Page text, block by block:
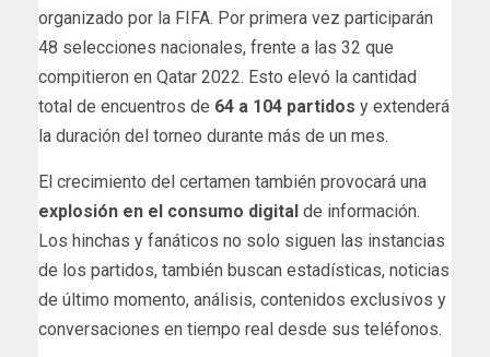
organizado por la FIFA. Por primera vez participarán
48 selecciones nacionales, frente a las 32 que
compitieron en Qatar 2022. Esto elevó la cantidad
total de encuentros de 64 a 104 partidos y extenderá
la duración del torneo durante más de un mes.
El crecimiento del certamen también provocará una
explosión en el consumo digital de información.
Los hinchas y fanáticos no solo siguen las instancias
de los partidos, también buscan estadísticas, noticias
de último momento, análisis, contenidos exclusivos y
conversaciones en tiempo real desde sus teléfonos.